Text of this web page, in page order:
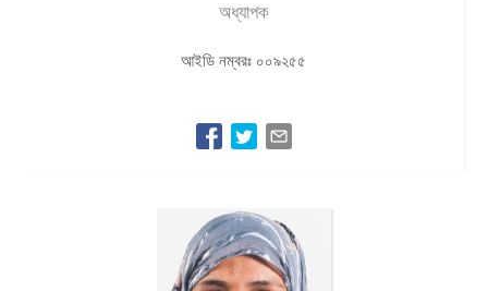
অধ্যাপক
আইডি নম্বরঃ ০০৯২৫৫